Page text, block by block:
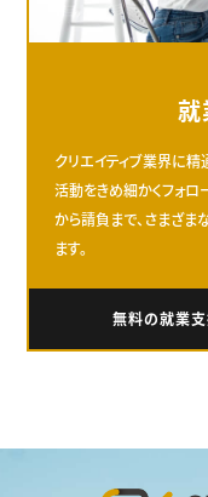
就
クリエイティブ業界に
活動をきめ細かくフォロ
から請負まで、さまざ
ます。
無料の就業支